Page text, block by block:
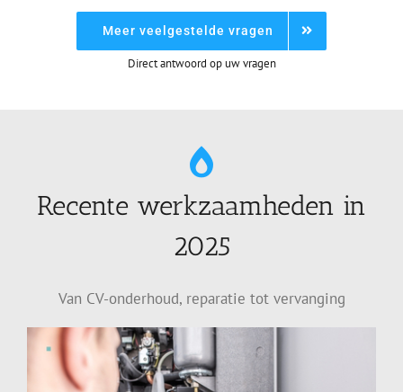
Meer veelgestelde vragen
Direct antwoord op uw vragen
Recente werkzaamheden in
2025
Van CV-onderhoud, reparatie tot vervanging